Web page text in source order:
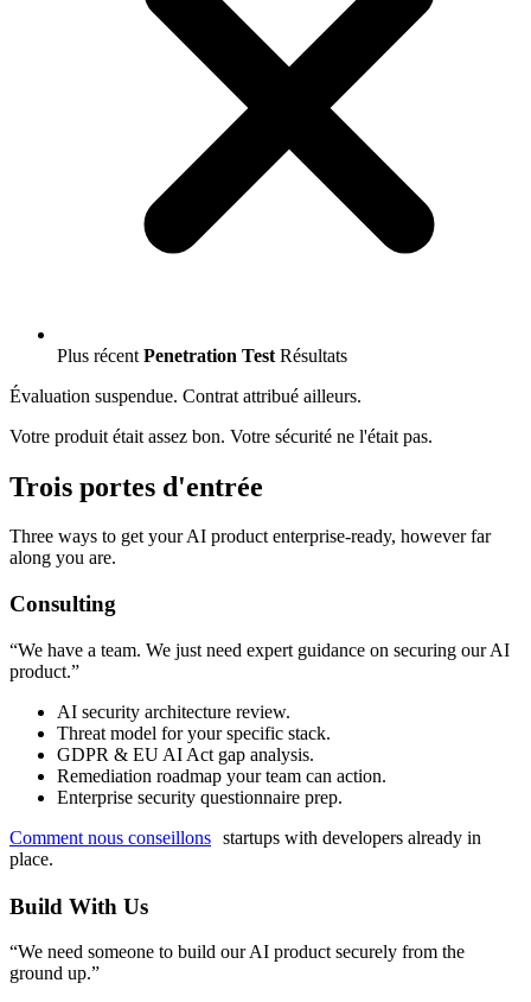
Plus récent Penetration Test Résultats
Évaluation suspendue. Contrat attribué ailleurs.
Votre produit était assez bon. Votre sécurité ne l'était pas.
Trois portes d'entrée
Three ways to get your AI product enterprise-ready, however far
along you are.
Consulting
“We have a team. We just need expert guidance on securing our AI
product.”
AI security architecture review.
Threat model for your specific stack.
GDPR & EU AI Act gap analysis.
Remediation roadmap your team can action.
Enterprise security questionnaire prep.
Comment nous conseillons startups with developers already in
place.
Build With Us
“We need someone to build our AI product securely from the
ground up.”